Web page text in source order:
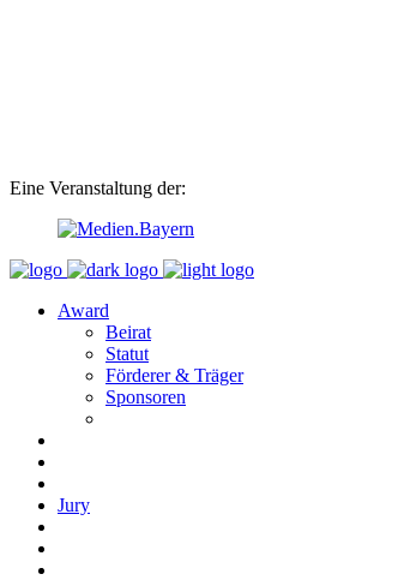
Eine Veranstaltung der:
Award
Beirat
Statut
Förderer & Träger
Sponsoren
Jury